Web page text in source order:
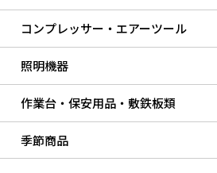
コンプレッサー・エアーツール
照明機器
作業台・保安用品・敷鉄板類
季節商品